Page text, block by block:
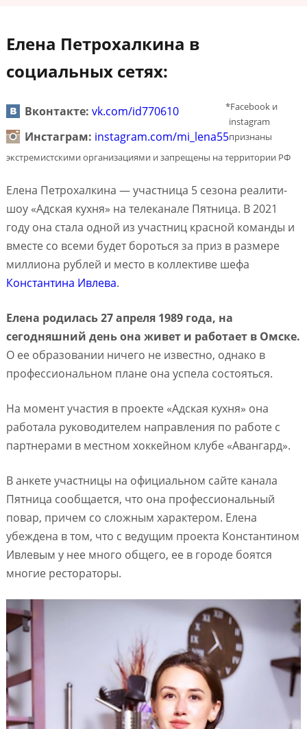
Елена Петрохалкина в
социальных сетях:
Вконтакте: vk.com/id770610
Инстаграм: instagram.com/mi_lena55
*Facebook и
instagram
признаны
экстремистскими организациями и запрещены на территории РФ
Елена Петрохалкина — участница 5 сезона реалити-
шоу «Адская кухня» на телеканале Пятница. В 2021
году она стала одной из участниц красной команды и
вместе со всеми будет бороться за приз в размере
миллиона рублей и место в коллективе шефа
Константина Ивлева.
Елена родилась 27 апреля 1989 года, на
сегодняшний день она живет и работает в Омске.
О ее образовании ничего не известно, однако в
профессиональном плане она успела состояться.
На момент участия в проекте «Адская кухня» она
работала руководителем направления по работе с
партнерами в местном хоккейном клубе «Авангард».
В анкете участницы на официальном сайте канала
Пятница сообщается, что она профессиональный
повар, причем со сложным характером. Елена
убеждена в том, что с ведущим проекта Константином
Ивлевым у нее много общего, ее в городе боятся
многие рестораторы.